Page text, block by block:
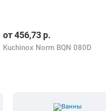
от456,73 р.
Kuchinox Norm BQN 080D